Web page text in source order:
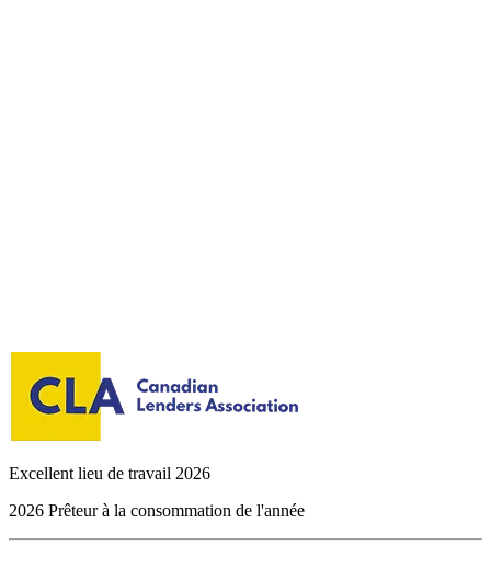
Excellent lieu de travail 2026
2026 Prêteur à la consommation de l'année